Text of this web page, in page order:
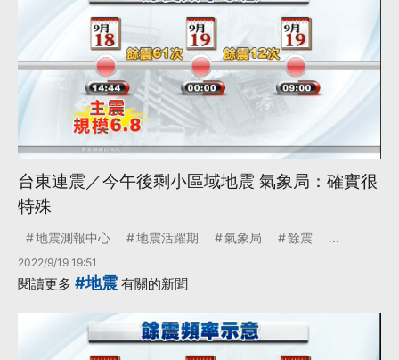
台東連震／今午後剩小區域地震 氣象局：確實很
特殊
地震測報中心 地震活躍期 氣象局 餘震 ...
2022/9/19 19:51
閱讀更多 #地震 有關的新聞